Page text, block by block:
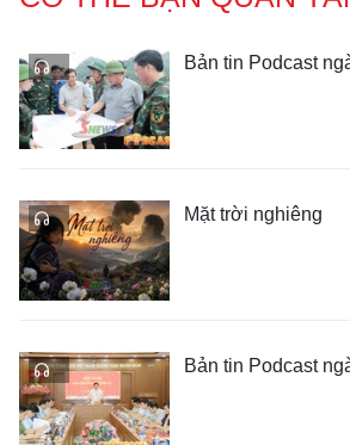
Bản tin Podcast
Mặt trời nghiêng
Bản tin Podcast